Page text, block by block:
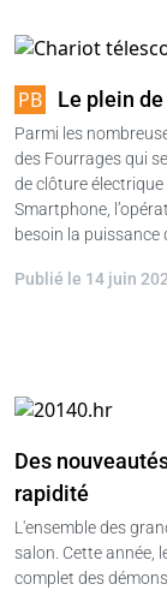
Le plein
Parmi les
des Fourrages qui
de clôture
Smartphone,
besoin la puissance
Publié le 14 juin
Des
rapidité
L'ensemble des
salon. Cette année,
complet des